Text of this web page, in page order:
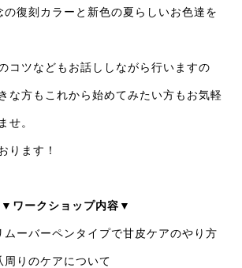
の復刻カラーと新色の夏らしいお色達を
コツなどもお話ししながら行いますの
な方もこれから始めてみたい方もお気軽
せ。
ります！
▼ワークショップ内容▼
ムーバーペンタイプで甘皮ケアのやり方
りのケアについて